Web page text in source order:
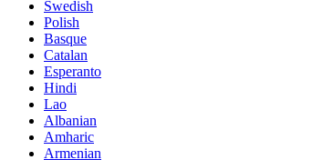
Swedish
Polish
Basque
Catalan
Esperanto
Hindi
Lao
Albanian
Amharic
Armenian